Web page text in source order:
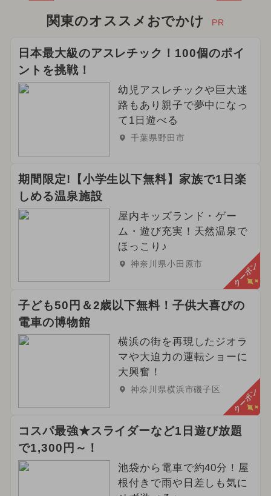
関東のオススメおでかけ PR
日本最大級のアスレチック！100個のポイ
ントを挑戦！
幼児アスレチックや巨大迷
路もあり親子で夢中になっ
て1日遊べる
千葉県野田市
期間限定!【小学生以下無料】家族で1日楽
しめる温泉施設
屋内キッズランド・ゲー
ム・遊び充実！天然温泉で
ほっこり♪
神奈川県小田原市 クーポン
子ども50円＆2歳以下無料！子供大喜びの
電車の博物館
横浜の街を再現したジオラ
マや大迫力の運転ショーに
大興奮！
神奈川県横浜市磯子区 クーポン
コスパ最強★スライダーなど1日遊び放題
で1,300円～！
池袋から電車で約40分！屋
根付きで雨や日差しも気に